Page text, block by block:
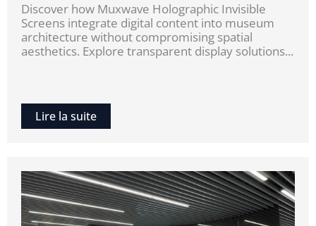
Discover how Muxwave Holographic Invisible
Screens integrate digital content into museum
architecture without compromising spatial
aesthetics. Explore transparent display solutions...
Lire la suite